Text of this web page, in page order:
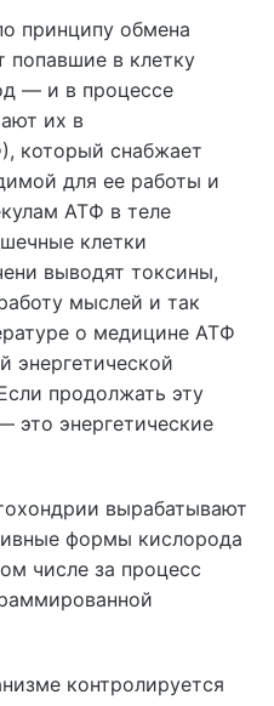
принципу обмена
попавшие в клетку
— и в процессе
их в
который снабжает
для ее работы и
АТФ в теле
клетки
выводят токсины,
мыслей и так
о медицине АТФ
энергетической
продолжать эту
это энергетические
вырабатывают
формы кислорода
числе за процесс
контролируется